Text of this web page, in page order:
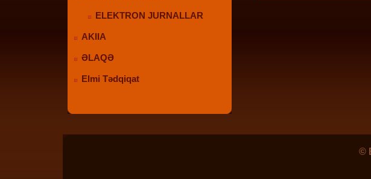
ELEKTRON JURNALLAR
AKIIA
ƏLAQƏ
Elmi Tədqiqat
©